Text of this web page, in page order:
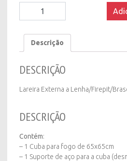
Lenha/Firepit/Braseiro/Lenheiro
quantity
Descrição
DESCRIÇÃO
Lareira Externa a Lenha/Firepit/
DESCRIÇÃO
Contém:
– 1 Cuba para fogo de 65x65cm
– 1 Suporte de aço para a cuba